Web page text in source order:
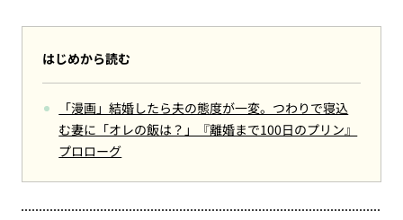
はじめから読む
「漫画」結婚したら夫の態度が一変。つわりで寝込
む妻に「オレの飯は？」『離婚まで100日のプリン』
プロローグ